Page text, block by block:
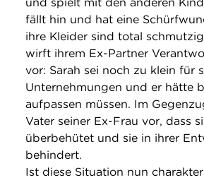
und spielt mit den anderen
fällt hin und hat eine
ihre Kleider sind total
wirft ihrem Ex-Partner
vor: Sarah sei noch zu klein für
Unternehmungen und er hätte
aufpassen müssen. Im
Vater seiner Ex-Frau vor, dass
überbehütet und sie in ihrer
behindert.
Ist diese Situation nun